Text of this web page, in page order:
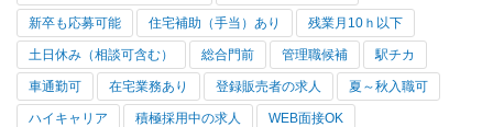
新卒も応募可能 住宅補助（手当）あり 残業月10ｈ以下
土日休み（相談可含む） 総合門前 管理職候補 駅チカ
車通勤可 在宅業務あり 登録販売者の求人 夏～秋入職可
ハイキャリア 積極採用中の求人 WEB面接OK